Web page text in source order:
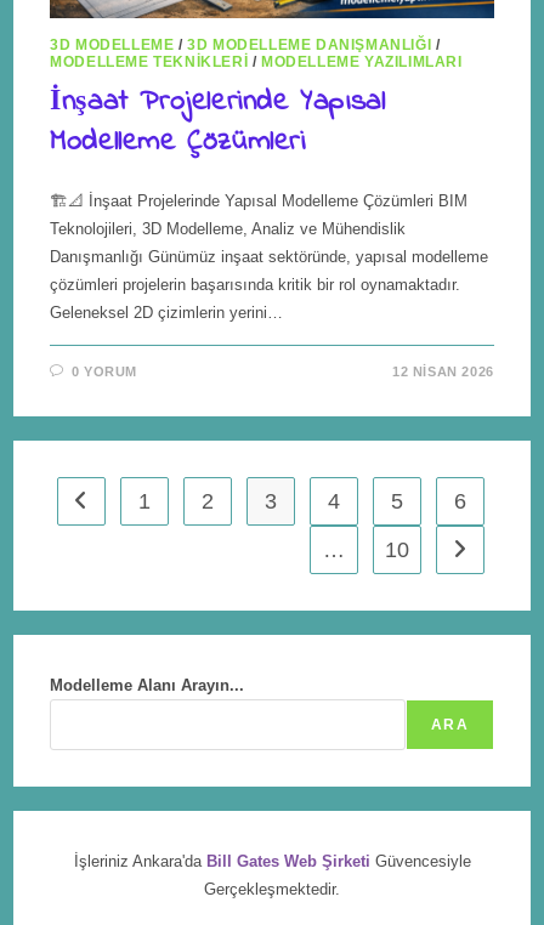
3D MODELLEME /3D MODELLEME DANIŞMANLIĞI /
MODELLEME TEKNIKLERI /MODELLEME YAZILIMLARI
İnşaat Projelerinde Yapısal
Modelleme Çözümleri
🏗️📐 İnşaat Projelerinde Yapısal Modelleme Çözümleri BIM
Teknolojileri, 3D Modelleme, Analiz ve Mühendislik
Danışmanlığı Günümüz inşaat sektöründe, yapısal modelleme
çözümleri projelerin başarısında kritik bir rol oynamaktadır.
Geleneksel 2D çizimlerin yerini…
0 YORUM 12 NISAN 2026
1 2 3 4 5
6
…
10
Modelleme Alanı Arayın...
ARA
İşleriniz Ankara'da Bill Gates Web Şirketi Güvencesiyle
Gerçekleşmektedir.